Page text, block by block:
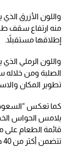
واللون الأزرق
منه ارتفاع سقف
إطلاقها مستقبلاً.
واللون الرملي الذي
الصلبة ومن خلاله
تطوير المكان
كما تعكس
يلامس الحواس
قائمة الطعام على
تتضمن أكثر من 40 صنف من السفرة السعودية.